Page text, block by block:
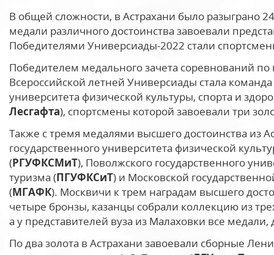
В общей сложности, в Астрахани было разыграно
медали различного достоинства завоевали
Победителями Универсиады-2022 стали
Победителем медального зачета соревнований
Всероссийской летней Универсиады стала
университета физической культуры, спорта и
Лесгафта), спортсмены которой завоевали три
Также с тремя медалями высшего достоинства из
государственного университета физической
(РГУФКСМиТ), Поволжского государственного
туризма (ПГУФКСиТ) и Московской
(МГАФК). Москвичи к трем наградам высшего
четыре бронзы, казанцы собрали коллекцию из
а у представителей вуза из Малаховки все
По два золота в Астрахани завоевали сборные